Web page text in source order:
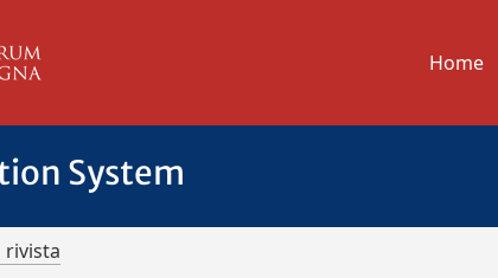
Home
System
rivista